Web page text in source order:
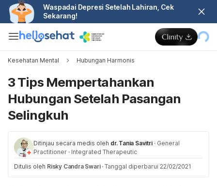
Waspadai Depresi Setelah Lahiran, Cek
Sekarang!
Kesehatan Mental Hubungan Harmonis
3 Tips Mempertahankan
Hubungan Setelah Pasangan
Selingkuh
Ditinjau secara medis oleh dr. Tania Savitri · General
Practitioner · Integrated Therapeutic
Ditulis oleh Risky Candra Swari · Tanggal diperbarui 22/02/2021